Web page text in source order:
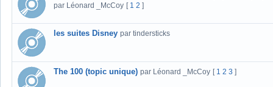
par Léonard _McCoy [ 1 2 ]
les suites Disney par tindersticks
The 100 (topic unique) par Léonard _McCoy [ 1 2 3 ]